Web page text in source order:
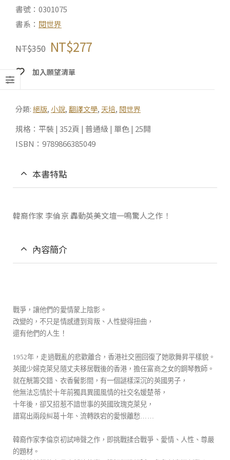
書號：0301075
書系： 閱世界
NT$350 NT$277
加入願望清單
分類: 絕版, 小說, 翻譯文學, 天培, 閱世界
規格：平裝 | 352頁 | 普通級 | 單色 | 25開
ISBN：9789866385049
本書特點
韓裔作家 李倫京 轟動英美文壇一鳴驚人之作！
內容簡介
戰爭，讓他們的愛情蒙上陰影。
改變的，不只是情感遭到背叛、人性變得扭曲，
還有他們的人生！
1952年，走過戰亂的悲歡離合，香港社交圈回復了她歌舞昇平樣貌。
英國少婦克萊兒隨丈夫移居戰後的香港，擔任富商之女的鋼琴教師。
就在觥籌交錯、衣香鬢影間，有一個謎樣深沉的英國男子，
他無法忘情於十年前獨具異國風情的社交名媛楚蒂，
十年後，卻又招惹不諳世事的英國玫瑰克萊兒，
譜寫出兩段糾葛十年、流轉跌宕的愛恨離愁……
韓裔作家李倫京初試啼聲之作，即挑戰揉合戰爭、愛情、人性、尊嚴
的題材。